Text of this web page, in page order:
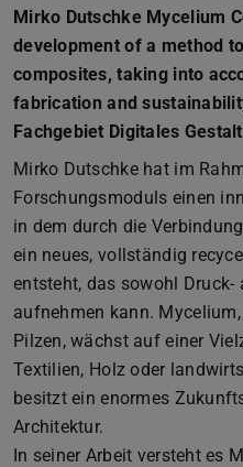
Mirko Dutschke Mycelium
development of a method
composites, taking into
fabrication and
Fachgebiet Digitales
Mirko Dutschke hat im
Forschungsmoduls einen
in dem durch die
ein neues, vollständig
entsteht, das sowohl
aufnehmen kann.
Pilzen, wächst auf einer
Textilien, Holz oder
besitzt ein enormes
Architektur.
In seiner Arbeit versteht es